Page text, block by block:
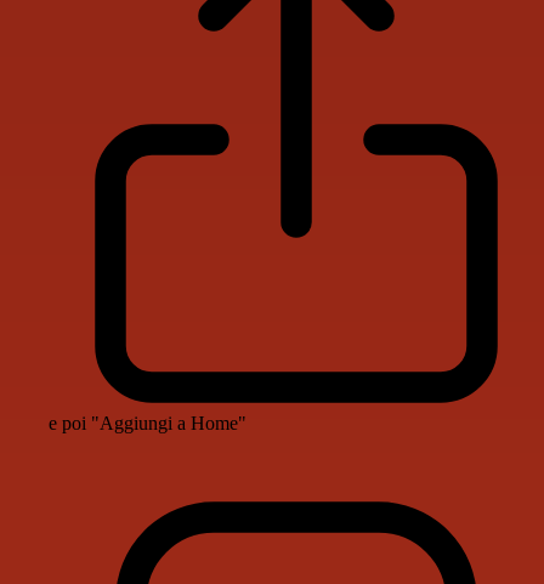
e poi "Aggiungi a Home"